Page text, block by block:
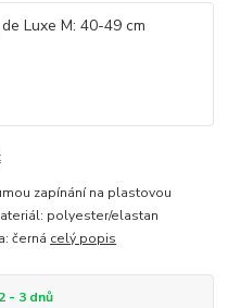
zapínání na plastovou
polyester/elastan
černá celý popis
- 3 dnů